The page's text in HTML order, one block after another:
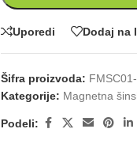
Uporedi Dodaj na
Šifra proizvoda:
Kategorije: Magnetna
Podeli: